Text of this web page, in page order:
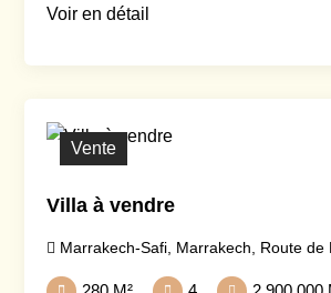
Voir en détail
Vente
Villa à vendre
Marrakech-Safi Marrakech Route de